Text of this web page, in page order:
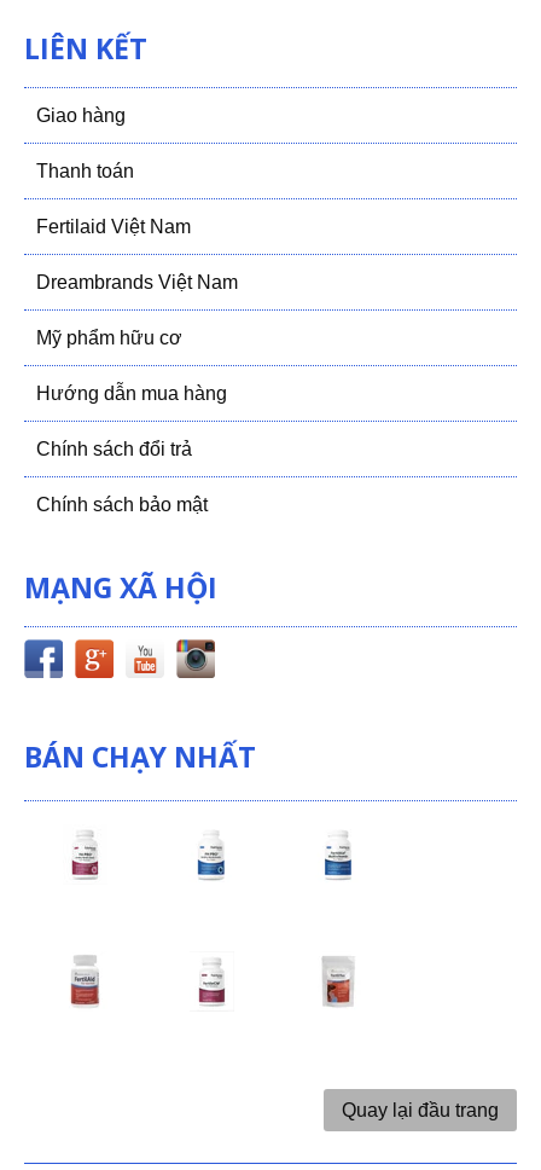
LIÊN KẾT
Giao hàng
Thanh toán
Fertilaid Việt Nam
Dreambrands Việt Nam
Mỹ phẩm hữu cơ
Hướng dẫn mua hàng
Chính sách đổi trả
Chính sách bảo mật
MẠNG XÃ HỘI
BÁN CHẠY NHẤT
Quay lại đầu trang